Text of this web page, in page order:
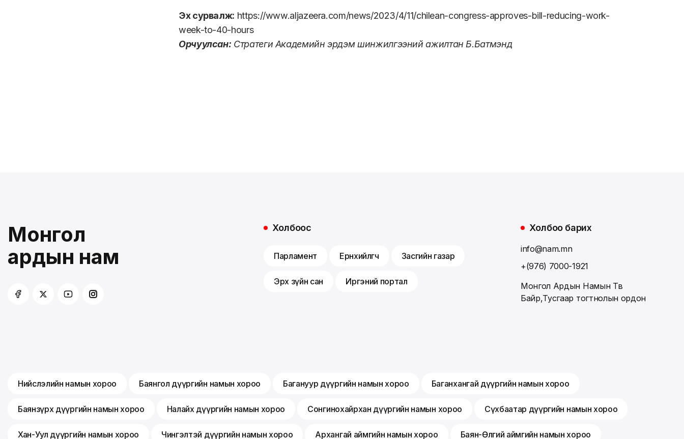
Эх сурвалж: https://www.aljazeera.com/news/2023/4/11/chilean-congress-approves-bill-reducing-work-
week-to-40-hours
Орчуулсан: Стратеги Академийн эрдэм шинжилгээний ажилтан Б.Батмэнд
Монгол
ардын нам
Холбоос
Парламент Ерөнхийлөгч Засгийн газар
Эрх зүйн сан Иргэний портал
Холбоо барих
info@nam.mn
+(976) 7000-1921
Монгол Ардын Намын Төв
Байр,Тусгаар тогтнолын ордон
Нийслэлийн намын хороо Баянгол дүүргийн намын хороо Багануур дүүргийн намын хороо Баганхангай дүүргийн намын хороо
Баянзүрх дүүргийн намын хороо Налайх дүүргийн намын хороо Сонгинохайрхан дүүргийн намын хороо Сүхбаатар дүүргийн намын хороо
Хан-Уул дүүргийн намын хороо Чингэлтэй дүүргийн намын хороо Архангай аймгийн намын хороо Баян-Өлгий аймгийн намын хороо